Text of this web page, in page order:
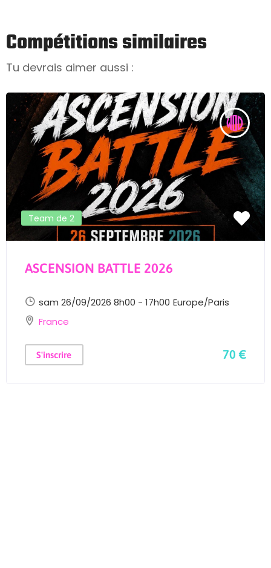
Compétitions similaires
Tu devrais aimer aussi :
Team de 2
ASCENSION BATTLE 2026
sam 26/09/2026 8h00 - 17h00 Europe/Paris
France
S'inscrire 70 €